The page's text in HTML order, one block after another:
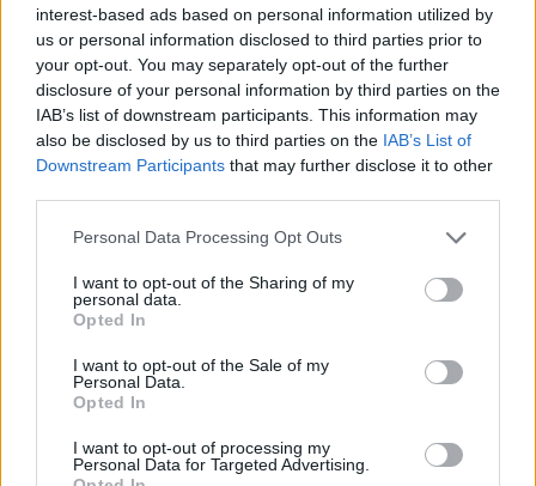
interest-based ads based on personal information utilized by
us or personal information disclosed to third parties prior to
your opt-out. You may separately opt-out of the further
disclosure of your personal information by third parties on the
IAB’s list of downstream participants. This information may
also be disclosed by us to third parties on the IAB’s List of
Downstream Participants that may further disclose it to other
Please note that this website/app uses one or more Google
not limited to your visit or usage behaviour. You may click to
grant or deny consent to Google and its third-party tags to
use your data for below specified purposes in below Google
consent section.
Personal Data Processing Opt Outs
I want to opt-out of the Sharing of my
personal data.
Opted In
I want to opt-out of the Sale of my
Personal Data.
Opted In
I want to opt-out of processing my
Personal Data for Targeted Advertising.
koktél, koktélok, koktélkeverés, schök norbert, interjú
Mik az aktuális koktéltrendek?
A különböző gyümölcsös frissítő italok mindig